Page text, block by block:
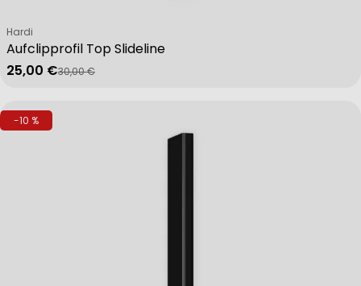
Aufclipprofil Top Slideline
Verkäufer:
Hardi
Verkaufspreis
25,00 €
Regulärer Preis
30,00 €
-10 %